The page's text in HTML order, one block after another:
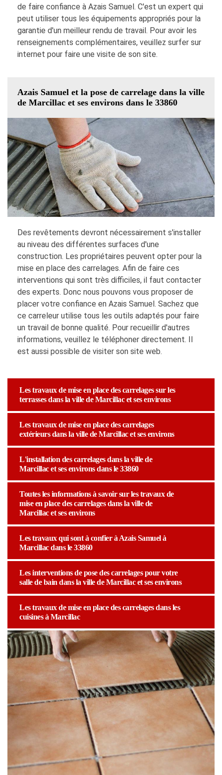
de faire confiance à Azais Samuel. C'est un expert qui
peut utiliser tous les équipements appropriés pour la
garantie d'un meilleur rendu de travail. Pour avoir les
renseignements complémentaires, veuillez surfer sur
internet pour faire une visite de son site.
Azais Samuel et la pose de carrelage dans la ville
de Marcillac et ses environs dans le 33860
Des revêtements devront nécessairement s'installer
au niveau des différentes surfaces d'une
construction. Les propriétaires peuvent opter pour la
mise en place des carrelages. Afin de faire ces
interventions qui sont très difficiles, il faut contacter
des experts. Donc nous pouvons vous proposer de
placer votre confiance en Azais Samuel. Sachez que
ce carreleur utilise tous les outils adaptés pour faire
un travail de bonne qualité. Pour recueillir d'autres
informations, veuillez le téléphoner directement. Il
est aussi possible de visiter son site web.
Les travaux de mise en place des carrelages sur les
terrasses dans la ville de Marcillac et ses environs
Les travaux de mise en place des carrelages
extérieurs dans la ville de Marcillac et ses environs
L'installation des carrelages dans la ville de
Marcillac et ses environs dans le 33860
Toutes les informations à savoir sur les travaux de
mise en place des carrelages dans la ville de
Marcillac et ses environs
Les travaux qui sont à confier à Azais Samuel à
Marcillac dans le 33860
Les interventions de pose des carrelages pour votre
salle de bain dans la ville de Marcillac et ses environs
Les travaux de mise en place des carrelages dans les
cuisines à Marcillac